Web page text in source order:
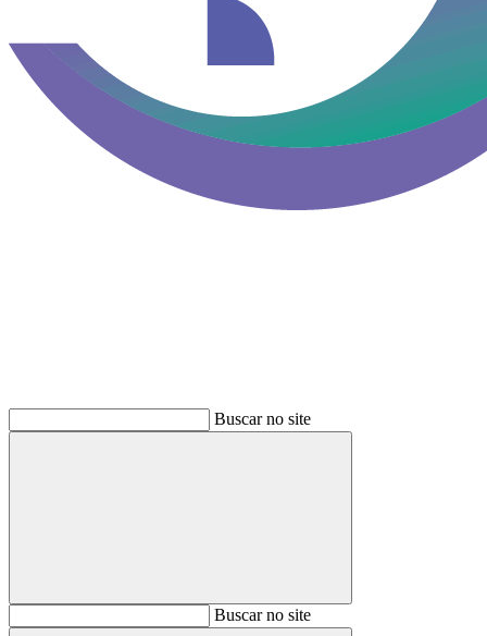
Buscar no site
BuscarBuscar no site